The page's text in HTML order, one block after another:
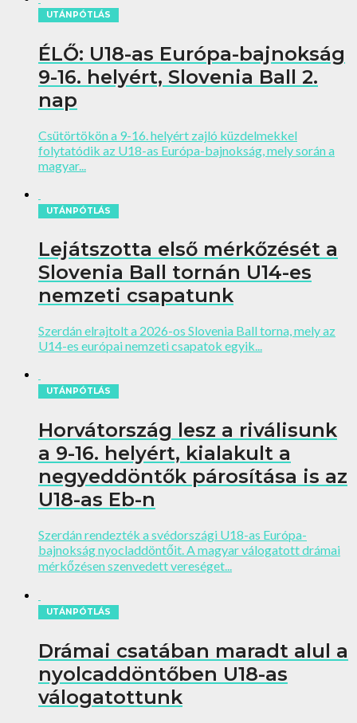
UTÁNPÓTLÁS
ÉLŐ: U18-as Európa-bajnokság
9-16. helyért, Slovenia Ball 2.
nap
Csütörtökön a 9-16. helyért zajló küzdelmekkel
folytatódik az U18-as Európa-bajnokság, mely során a
magyar...
UTÁNPÓTLÁS
Lejátszotta első mérkőzését a
Slovenia Ball tornán U14-es
nemzeti csapatunk
Szerdán elrajtolt a 2026-os Slovenia Ball torna, mely az
U14-es európai nemzeti csapatok egyik...
UTÁNPÓTLÁS
Horvátország lesz a riválisunk
a 9-16. helyért, kialakult a
negyeddöntők párosítása is az
U18-as Eb-n
Szerdán rendezték a svédországi U18-as Európa-
bajnokság nyocladdöntőit. A magyar válogatott drámai
mérkőzésen szenvedett vereséget...
UTÁNPÓTLÁS
Drámai csatában maradt alul a
nyolcaddöntőben U18-as
válogatottunk